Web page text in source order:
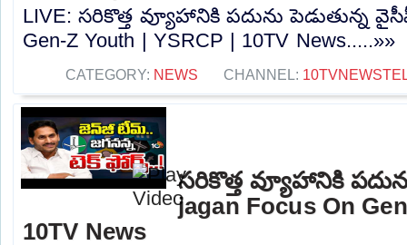
LIVE: సరికొత్త వ్యూహానికి పదును పెడుతున్న
Gen-Z Youth | YSRCP | 10TV News.....»»
CATEGORY: NEWS CHANNEL:
సరికొత్త వ్యూహానికి
jagan Focus On
10TV News